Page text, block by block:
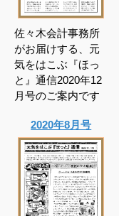
佐々木会計事務所
がお届けする、元
気をはこぶ『ほっ
と』通信2020年12
月号のご案内です
2020年8月号